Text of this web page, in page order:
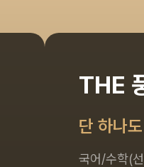
THE
단 하나
국어/수학(